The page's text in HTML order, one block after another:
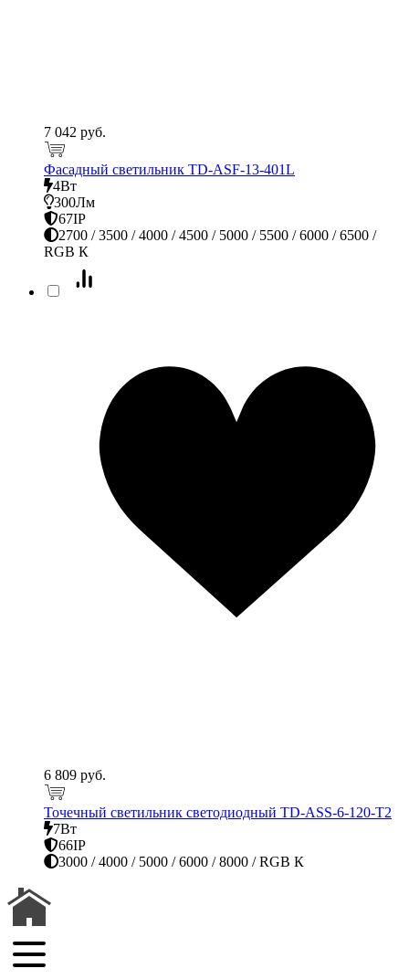
7 042 руб.
Фасадный светильник TD-ASF-13-401L
4Вт
300Лм
67IP
2700 / 3500 / 4000 / 4500 / 5000 / 5500 / 6000 / 6500 /
RGB К
6 809 руб.
Точечный светильник светодиодный TD-ASS-6-120-T2
7Вт
66IP
3000 / 4000 / 5000 / 6000 / 8000 / RGB К